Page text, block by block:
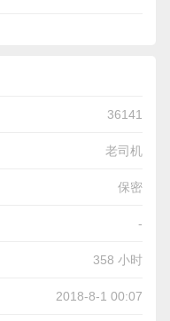
36141
老司机
保密
-
358 小时
2018-8-1 00:07